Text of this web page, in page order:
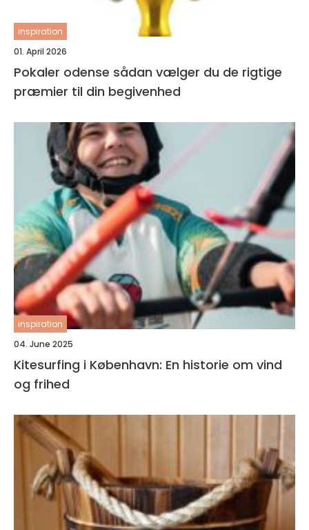
inspiration
01. April 2026
Pokaler odense sådan vælger du de rigtige
præmier til din begivenhed
inspiration
04. June 2025
Kitesurfing i København: En historie om vind
og frihed